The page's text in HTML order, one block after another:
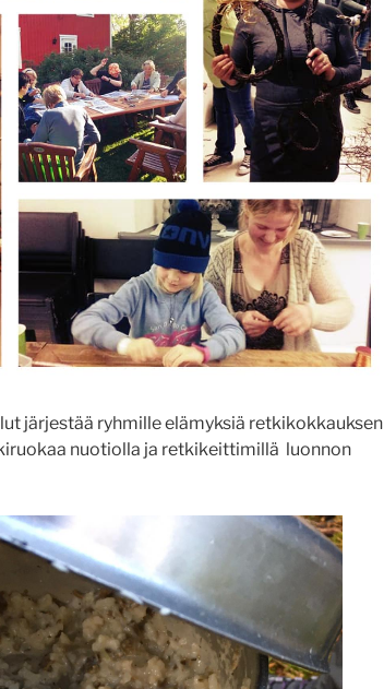
järjestää ryhmille elämyksiä retkikokkauksen
nuotiolla ja retkikeittimillä luonnon